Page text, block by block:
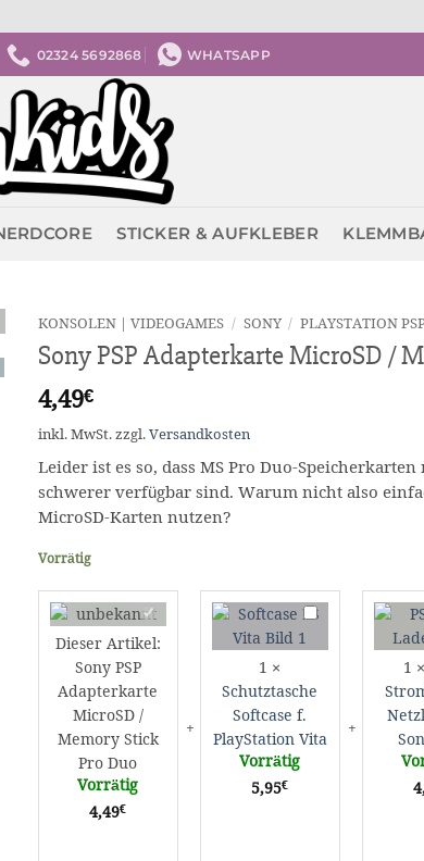
02324 5692868 WHATSAPP
STICKER & AUFKLEBER
KONSOLEN | VIDEOGAMES / SONY / PLAYSTATION
Sony PSP Adapterkarte MicroSD /
4,49€
inkl. MwSt.zzgl.Versandkosten
Leider ist es so, dass MS Pro Duo-
schwerer verfügbar sind. Warum nicht also
MicroSD-Karten nutzen?
Vorrätig
Sony
PSP
MicroSD
/
Memory
Stick
Pro
Duo
Dieser Artikel:
Sony PSP
Adapterkarte
MicroSD /
Memory Stick
Pro Duo
Vorrätig
4,49€
Schutztasche
Softcase
Vita
1 ×
Schutztasche
Softcase f.
PlayStation Vita
Vorrätig
5,95€
1